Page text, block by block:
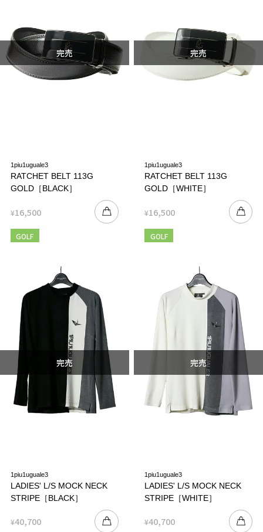
1piu1uguale3
RATCHET BELT 113G
GOLD［BLACK］
¥16,500
GOLF
1piu1uguale3
RATCHET BELT 113G
GOLD［WHITE］
¥16,500
GOLF
1piu1uguale3
LADIES' L/S MOCK NECK
STRIPE［BLACK］
¥40,700
1piu1uguale3
LADIES' L/S MOCK NECK
STRIPE［WHITE］
¥40,700